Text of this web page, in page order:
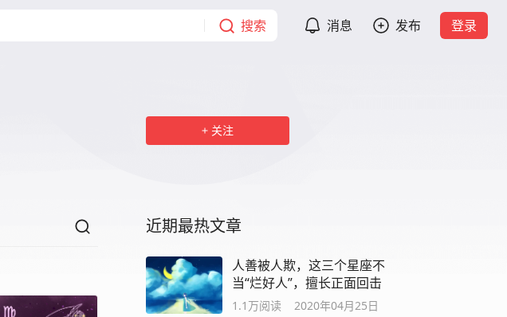
搜索 消息 发布 登录
关注
近期最热文章
人善被人欺，这三个星座不
当“烂好人”，擅长正面回击
1.1万阅读 2020年04月25日